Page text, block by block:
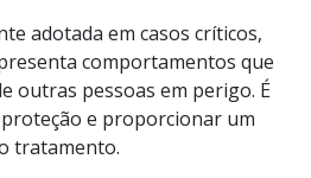
adotada em casos críticos,
comportamentos que
outras pessoas em perigo. É
e proporcionar um
tratamento.